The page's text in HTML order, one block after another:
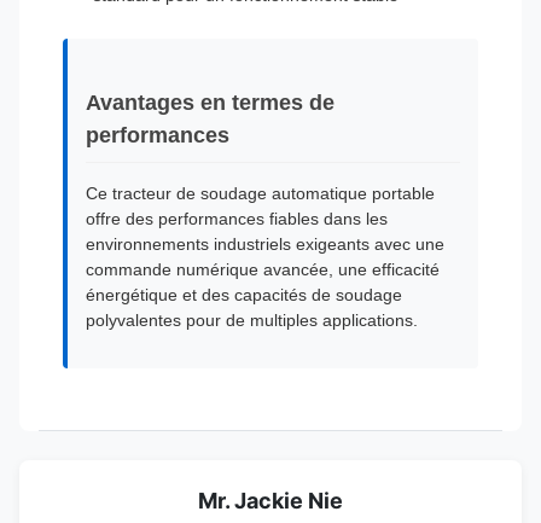
Avantages en termes de
performances
Ce tracteur de soudage automatique portable
offre des performances fiables dans les
environnements industriels exigeants avec une
commande numérique avancée, une efficacité
énergétique et des capacités de soudage
polyvalentes pour de multiples applications.
Mr. Jackie Nie